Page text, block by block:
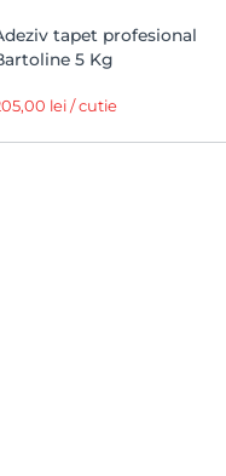
tapet profesional
5 Kg
lei / cutie